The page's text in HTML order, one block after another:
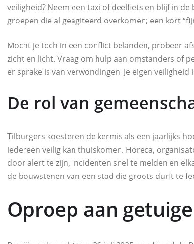
veiligheid? Neem een taxi of deelfiets en blijf in
groepen die al geagiteerd overkomen; een kort
Mocht je toch in een conflict belanden, probeer
zicht en licht. Vraag om hulp aan omstanders of
er sprake is van verwondingen. Je eigen
De rol van
Tilburgers koesteren de kermis als een jaarlijks
iedereen veilig kan thuiskomen. Horeca,
door alert te zijn, incidenten snel te melden en
de bouwstenen van een stad die groots durft te
Oproep aan